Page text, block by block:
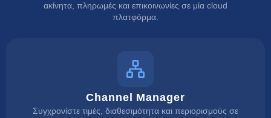
ακίνητα, πληρωμές και επικοινωνίες σε μία cloud
πλατφόρμα.
Channel Manager
Συγχρονίστε τιμές, διαθεσιμότητα και περιορισμούς σε